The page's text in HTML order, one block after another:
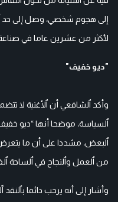
إلى هجوم شخصي، وصل إلى حد
لأكثر من عشرين عاما في صناعة
"ديو خفيف"
وأكد ٱلشافعي أن ٱلأغنية لا
ٱلسياسة، موضحا أنها “ديو
ٱلبعض، مشددا على أن ما
من ٱلعمل وٱلنجاح في ٱلساحة
وأشار إلى أنه يرحب دائما بٱلنقد